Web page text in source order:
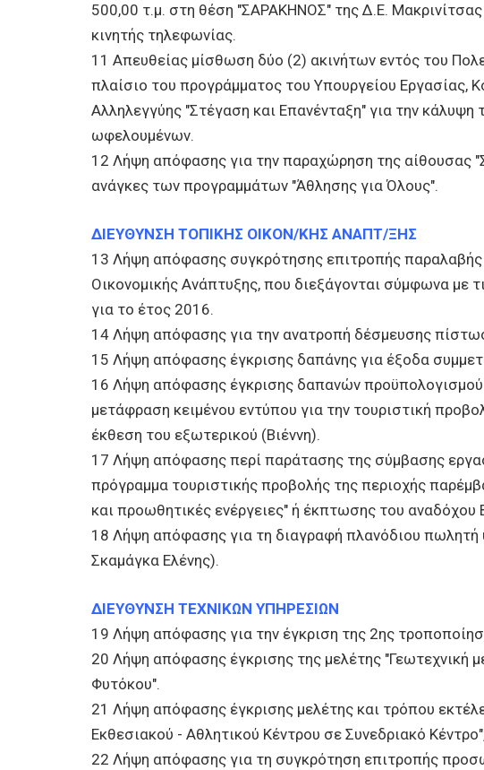
500,00 τ.μ. στη θέση "ΣΑΡΑΚΗΝΟΣ" της Δ.Ε.
κινητής τηλεφωνίας.
11 Απευθείας μίσθωση δύο (2) ακινήτων εντός του
πλαίσιο του προγράμματος του Υπουργείου Εργασίας,
Αλληλεγγύης "Στέγαση και Επανένταξη" για την
ωφελουμένων.
12 Λήψη απόφασης για την παραχώρηση της αίθουσας
ανάγκες των προγραμμάτων "Άθλησης για Όλους".
ΔΙΕΥΘΥΝΣΗ ΤΟΠΙΚΗΣ ΟΙΚΟΝ/ΚΗΣ ΑΝΑΠΤ/ΞΗΣ
13 Λήψη απόφασης συγκρότησης επιτροπής
Οικονομικής Ανάπτυξης, που διεξάγονται σύμφωνα με
για το έτος 2016.
14 Λήψη απόφασης για την ανατροπή δέσμευσης
15 Λήψη απόφασης έγκρισης δαπάνης για έξοδα
16 Λήψη απόφασης έγκρισης δαπανών προϋπολογισμού
μετάφραση κειμένου εντύπου για την τουριστική
έκθεση του εξωτερικού (Βιέννη).
17 Λήψη απόφασης περί παράτασης της σύμβασης
πρόγραμμα τουριστικής προβολής της περιοχής
και προωθητικές ενέργειες" ή έκπτωσης του αναδόχου
18 Λήψη απόφασης για τη διαγραφή πλανόδιου πωλητή
Σκαμάγκα Ελένης).
ΔΙΕΥΘΥΝΣΗ ΤΕΧΝΙΚΩΝ ΥΠΗΡΕΣΙΩΝ
19 Λήψη απόφασης για την έγκριση της 2ης
20 Λήψη απόφασης έγκρισης της μελέτης "Γεωτεχνική
Φυτόκου".
21 Λήψη απόφασης έγκρισης μελέτης και τρόπου
Εκθεσιακού - Αθλητικού Κέντρου σε Συνεδριακό
22 Λήψη απόφασης για τη συγκρότηση επιτροπής